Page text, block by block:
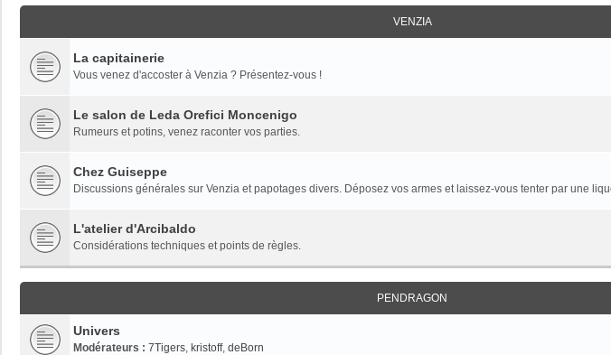
VENZIA
La capitainerie
Vous venez d'accoster à Venzia ? Présentez-vous !
Le salon de Leda Orefici Moncenigo
Rumeurs et potins, venez raconter vos parties.
Chez Guiseppe
Discussions générales sur Venzia et papotages divers. Déposez vos armes et laissez-vous tenter par une
L'atelier d'Arcibaldo
Considérations techniques et points de règles.
PENDRAGON
Univers
Modérateurs : 7Tigers, kristoff, deBorn